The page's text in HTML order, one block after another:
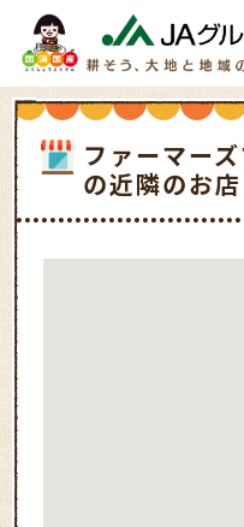
ファーマー
の近隣のお店